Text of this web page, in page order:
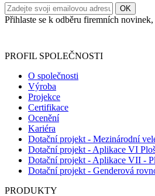
Přihlaste se k odběru firemních
PROFIL SPOLEČNOSTI
O společnosti
Výroba
Projekce
Certifikace
Ocenění
Kariéra
Dotační projekt - Mezinárodní
Dotační projekt - Aplikace VI
Dotační projekt - Aplikace VII -
Dotační projekt - Genderová
PRODUKTY